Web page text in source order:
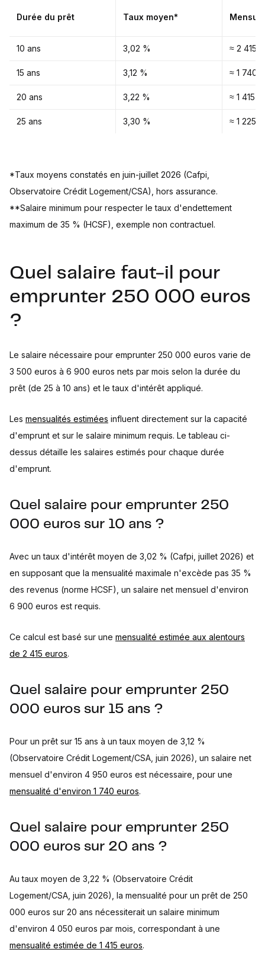
Durée du prêt Taux moyen*
10 ans 3,02 % ≈ 2 415 €
15 ans 3,12 % ≈ 1 740 €
20 ans 3,22 % ≈ 1 415 €
25 ans 3,30 % ≈ 1 225 €
*Taux moyens constatés en juin-juillet 2026 (Cafpi,
Observatoire Crédit Logement/CSA), hors assurance.
**Salaire minimum pour respecter le taux d'endettement
maximum de 35 % (HCSF), exemple non contractuel.
Quel salaire faut-il pour
emprunter 250 000 euros
?
Le salaire nécessaire pour emprunter 250 000 euros varie de
3 500 euros à 6 900 euros nets par mois selon la durée du
prêt (de 25 à 10 ans) et le taux d'intérêt appliqué.
Les mensualités estimées influent directement sur la capacité
d'emprunt et sur le salaire minimum requis. Le tableau ci-
dessus détaille les salaires estimés pour chaque durée
d'emprunt.
Quel salaire pour emprunter 250
000 euros sur 10 ans ?
Avec un taux d'intérêt moyen de 3,02 % (Cafpi, juillet 2026) et
en supposant que la mensualité maximale n'excède pas 35 %
des revenus (norme HCSF), un salaire net mensuel d'environ
6 900 euros est requis.
Ce calcul est basé sur une mensualité estimée aux alentours
de 2 415 euros.
Quel salaire pour emprunter 250
000 euros sur 15 ans ?
Pour un prêt sur 15 ans à un taux moyen de 3,12 %
(Observatoire Crédit Logement/CSA, juin 2026), un salaire net
mensuel d'environ 4 950 euros est nécessaire, pour une
mensualité d'environ 1 740 euros.
Quel salaire pour emprunter 250
000 euros sur 20 ans ?
Au taux moyen de 3,22 % (Observatoire Crédit
Logement/CSA, juin 2026), la mensualité pour un prêt de 250
000 euros sur 20 ans nécessiterait un salaire minimum
d'environ 4 050 euros par mois, correspondant à une
mensualité estimée de 1 415 euros.